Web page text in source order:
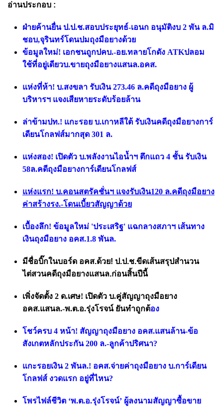
อ่านประกอบ :
ฝ่ายค้านยื่น ป.ป.ช.สอบประยุทธ์-เอนก อนุมัติงบ 2 พัน ล.มิ
ชอบ,จุรินทร์โดนปมถุงมือยางด้วย
ข้อมูลใหม่! เอกชนถูกปคบ.-อย.ทลายโกดัง ATKปลอม
ใช้ที่อยู่เดียวบ.ขายถุงมือยางแสนล.อคส.
แห่งที่ห้า! บ.สงขลา รับเงิน 273.46 ล.คดีถุงมือยาง ผู้
บริหารฯ แจงเสียหายระดับร้อยล้าน
ล่าข้ามปท.! แกะรอย บ.เกาหลีใต้ รับเงินคดีถุงมือยางการ์
เดียนโกลฟส์มากสุด 301 ล.
แห่งสอง! เปิดตัว บ.พลังงานไอน้ำฯ ตึกแถว 4 ชั้น รับเงิน
58ล.คดีถุงมือยางการ์เดียนโกลฟส์
แห่งแรก! บ.คอนสตรัคชั่นฯ แจงรับเงิน120 ล.คดีถุงมือยาง
ค่าสร้างรง.-โดนเบี้ยวสัญญาด้วย
เบื้องลึก! ข้อมูลใหม่ 'ประเสริฐ' แฉกลางสภาฯ เส้นทาง
เงินถุงมือยาง อคส.1.8 พันล.
มีชื่อบิ๊กในบอร์ด อคส.ด้วย! ป.ป.ช.ขีดเส้นสรุปสำนวน
ไต่สวนคดีถุงมือยางแสนล.ก่อนสิ้นปีนี้
เพิ่งจัดตั้ง 2 ด.เศษ! เปิดตัว บ.คู่สัญญาถุงมือยาง
อคส.แสนล.-พ.ต.อ.รุ่งโรจน์ ยันทำถูกต้อง
โชว์ครบ 4 หน้า! สัญญาถุงมือยาง อคส.แสนล้าน-ข้อ
สังเกตหลักประกัน 200 ล.-ลูกค้าปริศนา?
แกะรอยเงิน 2 พันล.! อคส.จ่ายค่าถุงมือยาง บ.การ์เดียน
โกลฟส์ งวดแรก อยู่ที่ไหน?
โพรไฟล์ชีวิต ‘พ.ต.อ.รุ่งโรจน์’ ผู้ลงนามสัญญาซื้อขาย